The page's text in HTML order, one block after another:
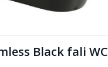
Black fali WC